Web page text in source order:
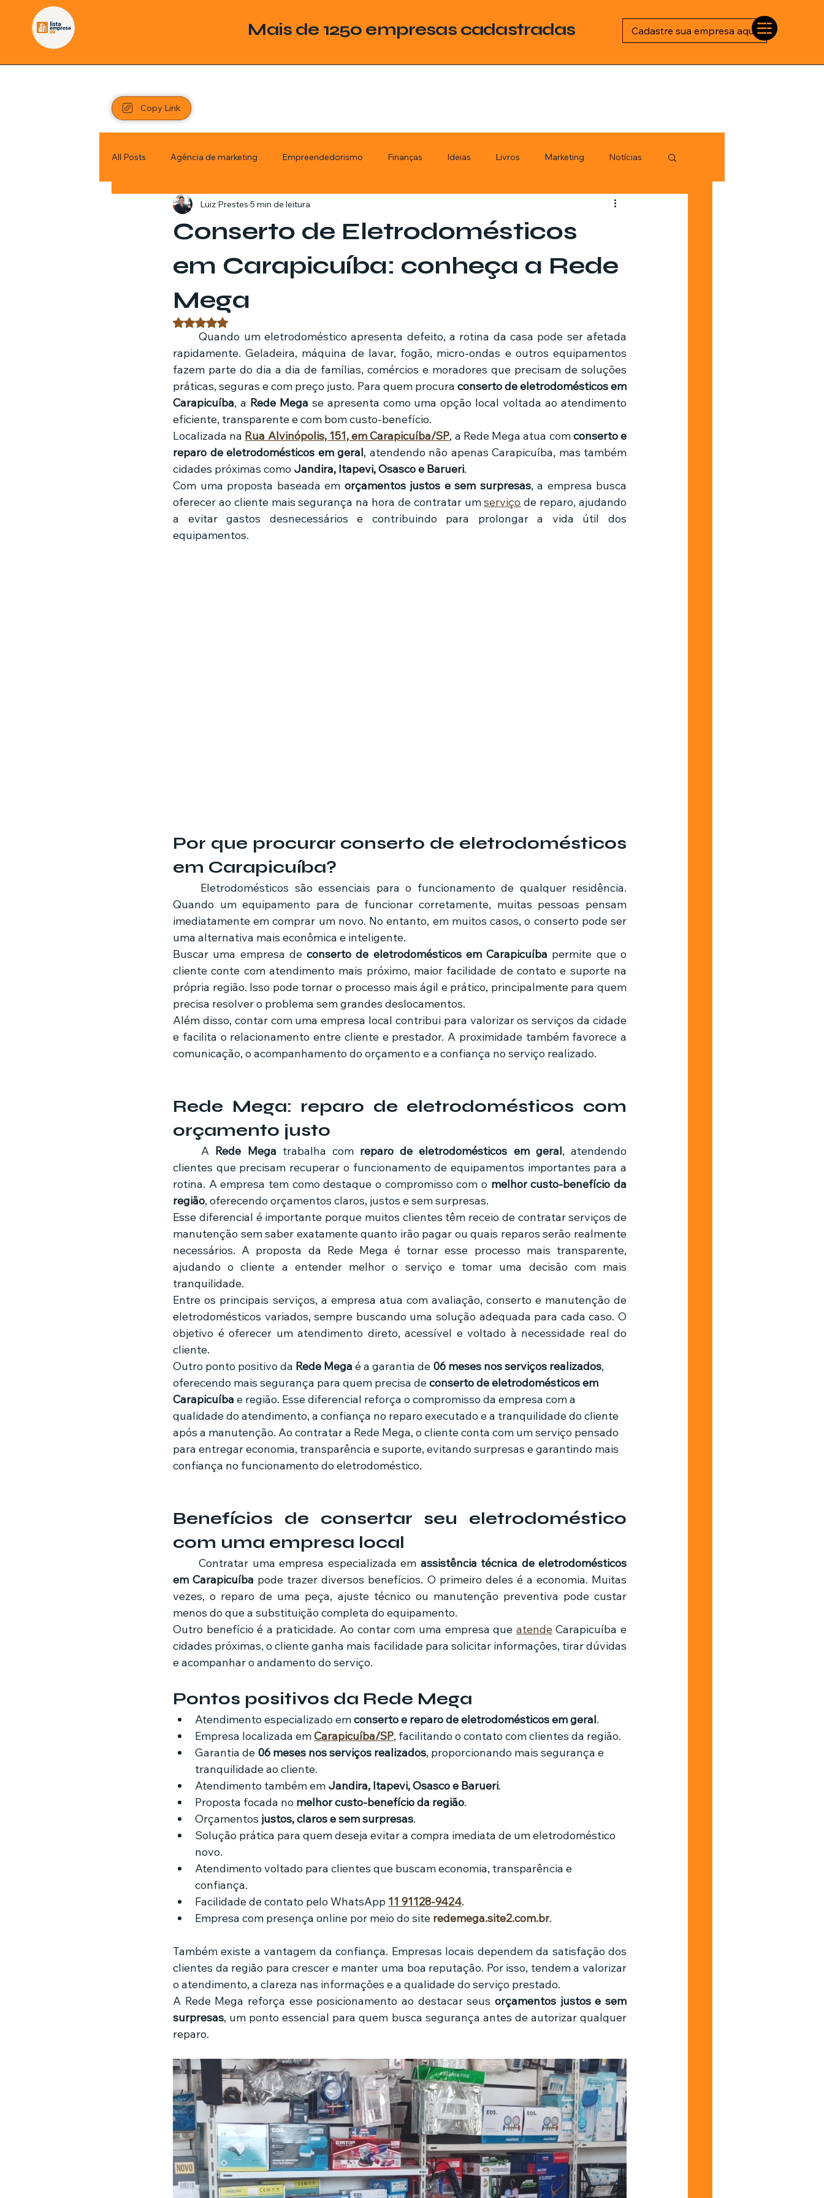
Mais de 1250 empresas cadastradas Cadastre sua empresa aqui
Copy Link
All Posts Agência de marketing Empreendedorismo Finanças Ideias Livros Marketing Notícias
Pordutos Saúde Sem categoria
Investimentos Livros
Estratégias de marketing
Jardinagem Clínica Nutricionista
Conserto de Eletrodomésticos
em Carapicuíba: conheça a Rede
Mega
Luiz Prestes 5 min de leitura
Avaliado com NaN de 5 estrelas.
	Quando um eletrodoméstico apresenta defeito, a rotina da casa pode ser afetada
rapidamente. Geladeira, máquina de lavar, fogão, micro-ondas e outros equipamentos
fazem parte do dia a dia de famílias, comércios e moradores que precisam de soluções
práticas, seguras e com preço justo. Para quem procura conserto de eletrodomésticos em
Carapicuíba, a Rede Mega se apresenta como uma opção local voltada ao atendimento
eficiente, transparente e com bom custo-benefício.
Localizada na Rua Alvinópolis, 151, em Carapicuíba/SP, a Rede Mega atua com conserto e
reparo de eletrodomésticos em geral, atendendo não apenas Carapicuíba, mas também
cidades próximas como Jandira, Itapevi, Osasco e Barueri.
Com uma proposta baseada em orçamentos justos e sem surpresas, a empresa busca
oferecer ao cliente mais segurança na hora de contratar um serviço de reparo, ajudando
a evitar gastos desnecessários e contribuindo para prolongar a vida útil dos
equipamentos.
Por que procurar conserto de eletrodomésticos
em Carapicuíba?
Quando um equipamento para de funcionar corretamente, muitas pessoas pensam
imediatamente em comprar um novo. No entanto, em muitos casos, o conserto pode ser
uma alternativa mais econômica e inteligente.
Buscar uma empresa de conserto de eletrodomésticos em Carapicuíba permite que o
cliente conte com atendimento mais próximo, maior facilidade de contato e suporte na
própria região. Isso pode tornar o processo mais ágil e prático, principalmente para quem
precisa resolver o problema sem grandes deslocamentos.
Além disso, contar com uma empresa local contribui para valorizar os serviços da cidade
e facilita o relacionamento entre cliente e prestador. A proximidade também favorece a
comunicação, o acompanhamento do orçamento e a confiança no serviço realizado.
Rede Mega: reparo de eletrodomésticos com
orçamento justo
	A
Rede Mega trabalha com reparo de eletrodomésticos em geral, atendendo
clientes que precisam recuperar o funcionamento de equipamentos importantes para a
rotina. A empresa tem como destaque o compromisso com o melhor custo-benefício da
região, oferecendo orçamentos claros, justos e sem surpresas.
Esse diferencial é importante porque muitos clientes têm receio de contratar serviços de
manutenção sem saber exatamente quanto irão pagar ou quais reparos serão realmente
necessários. A proposta da Rede Mega é tornar esse processo mais transparente,
ajudando o cliente a entender melhor o serviço e tomar uma decisão com mais
tranquilidade.
Entre os principais serviços, a empresa atua com avaliação, conserto e manutenção de
eletrodomésticos variados, sempre buscando uma solução adequada para cada caso. O
objetivo é oferecer um atendimento direto, acessível e voltado à necessidade real do
cliente.
Outro ponto positivo da Rede Mega é a garantia de 06 meses nos serviços realizados,
oferecendo mais segurança para quem precisa de conserto de eletrodomésticos em
Carapicuíba e região. Esse diferencial reforça o compromisso da empresa com a
qualidade do atendimento, a confiança no reparo executado e a tranquilidade do cliente
após a manutenção. Ao contratar a Rede Mega, o cliente conta com um serviço pensado
para entregar economia, transparência e suporte, evitando surpresas e garantindo mais
confiança no funcionamento do eletrodoméstico.
Benefícios de consertar seu eletrodoméstico
com uma empresa local
	Contratar uma empresa especializada em
assistência técnica de eletrodomésticos
em Carapicuíba pode trazer diversos benefícios. O primeiro deles é a economia. Muitas
vezes, o reparo de uma peça, ajuste técnico ou manutenção preventiva pode custar
menos do que a substituição completa do equipamento.
Outro benefício é a praticidade. Ao contar com uma empresa que atende Carapicuíba e
cidades próximas, o cliente ganha mais facilidade para solicitar informações, tirar dúvidas
e acompanhar o andamento do serviço.
Pontos positivos da Rede Mega
Atendimento especializado em conserto e reparo de eletrodomésticos em geral.
Empresa localizada em Carapicuíba/SP, facilitando o contato com clientes da região.
Garantia de 06 meses nos serviços realizados, proporcionando mais segurança e
tranquilidade ao cliente.
Atendimento também em Jandira, Itapevi, Osasco e Barueri.
Proposta focada no melhor custo-benefício da região.
Orçamentos justos, claros e sem surpresas.
Solução prática para quem deseja evitar a compra imediata de um eletrodoméstico
novo.
Atendimento voltado para clientes que buscam economia, transparência e
confiança.
Facilidade de contato pelo WhatsApp 11 91128-9424.
Empresa com presença online por meio do site redemega.site2.com.br.
Também existe a vantagem da confiança. Empresas locais dependem da satisfação dos
clientes da região para crescer e manter uma boa reputação. Por isso, tendem a valorizar
o atendimento, a clareza nas informações e a qualidade do serviço prestado.
A Rede Mega reforça esse posicionamento ao destacar seus orçamentos justos e sem
surpresas, um ponto essencial para quem busca segurança antes de autorizar qualquer
reparo.